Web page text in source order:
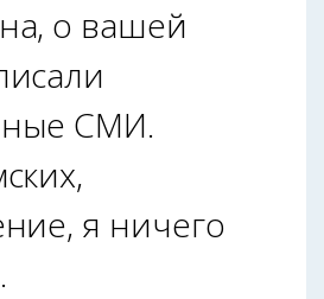
о вашей
СМИ.
я ничего